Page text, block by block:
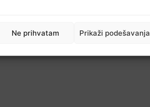
Ne prihvatam Prikaži podešavanja